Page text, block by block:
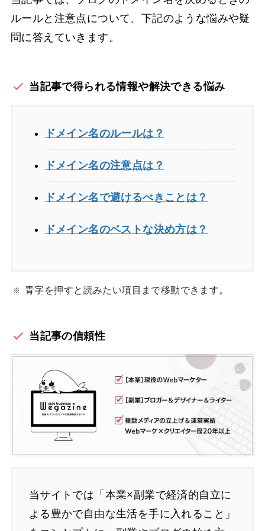
ルールと注意点について、下記のような悩みや疑
問に答えていきます。
当記事で得られる情報や解決できる悩み
ドメイン名のルールは？
ドメイン名の注意点は？
ドメイン名で避けるべきことは？
ドメイン名のベストな決め方は？
青字を押すと読みたい項目まで移動できます。
当記事の信頼性
当サイトでは「本業×副業で経済的自立に
よる豊かで自由な生活を手に入れること」